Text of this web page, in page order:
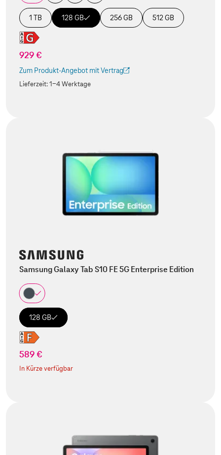
1 TB 128 GB 256 GB 512 GB
929 €
Zum Produkt-Angebot mit Vertrag
(Der Link wird in einem neuen Tab geöffnet)
Lieferzeit:1-4 Werktage
Samsung Galaxy Tab S10 FE 5G Enterprise Edition
128 GB
589 €
In Kürze verfügbar